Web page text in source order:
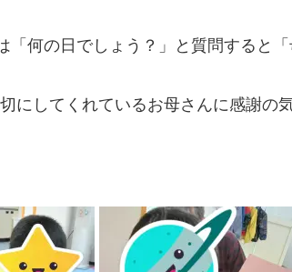
「何の日でしょう？」と質問すると
にしてくれているお母さんに感謝の